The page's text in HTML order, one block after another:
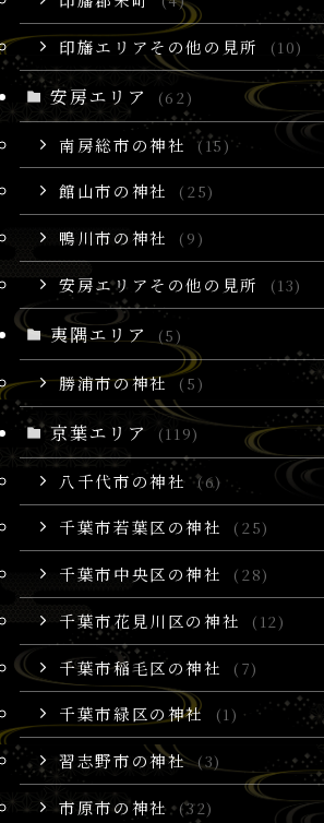
印旛エリアその他の見所 (10)
安房エリア (62)
南房総市の神社 (15)
館山市の神社 (25)
鴨川市の神社 (9)
安房エリアその他の見所 (13)
夷隅エリア (5)
勝浦市の神社 (5)
京葉エリア (119)
八千代市の神社 (6)
千葉市若葉区の神社 (25)
千葉市中央区の神社 (28)
千葉市花見川区の神社 (12)
千葉市稲毛区の神社 (7)
千葉市緑区の神社 (1)
習志野市の神社 (3)
市原市の神社 (32)